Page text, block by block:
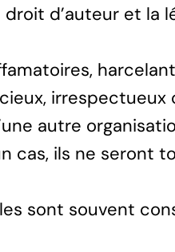
d’auteur et la
irrespectueux
autre
cas, ils ne seront
sont souvent